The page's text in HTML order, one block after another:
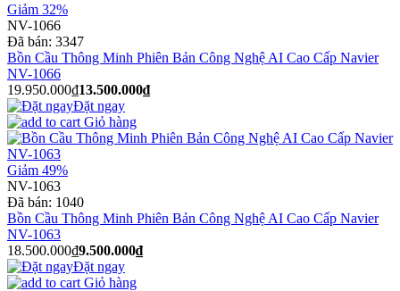
Giảm 32%
NV-1066
Đã bán: 3347
Bồn Cầu Thông Minh Phiên Bản Công Nghệ AI Cao Cấp Navier
NV-1066
19.950.000₫13.500.000₫
Đặt ngay
Giỏ hàng
Giảm 49%
NV-1063
Đã bán: 1040
Bồn Cầu Thông Minh Phiên Bản Công Nghệ AI Cao Cấp Navier
NV-1063
18.500.000₫9.500.000₫
Đặt ngay
Giỏ hàng